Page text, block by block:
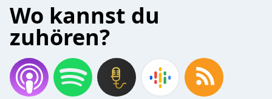
Wo kannst du
zuhören?